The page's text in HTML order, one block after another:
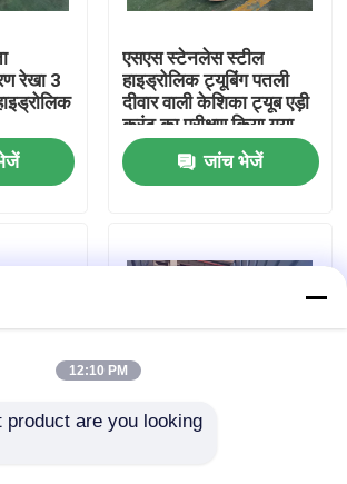
रेखा 3
एसएस स्टेनलेस स्टील
हाइड्रोलिक ट्यूबिंग पतली
दीवार वाली केशिका ट्यूब एड़ी
करंट का परीक्षण किया गया
जांच भेजें
लिए
12:10 PM
product are you looking